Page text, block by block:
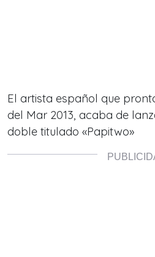
El artista español que
del Mar 2013, acaba de
doble titulado «Papitwo»